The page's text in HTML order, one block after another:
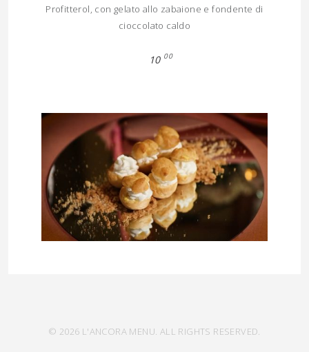
Profitterol, con gelato allo zabaione e fondente di
cioccolato caldo
10 00
© 2026 L'ANCORA MENU. ALL RIGHTS RESERVED.